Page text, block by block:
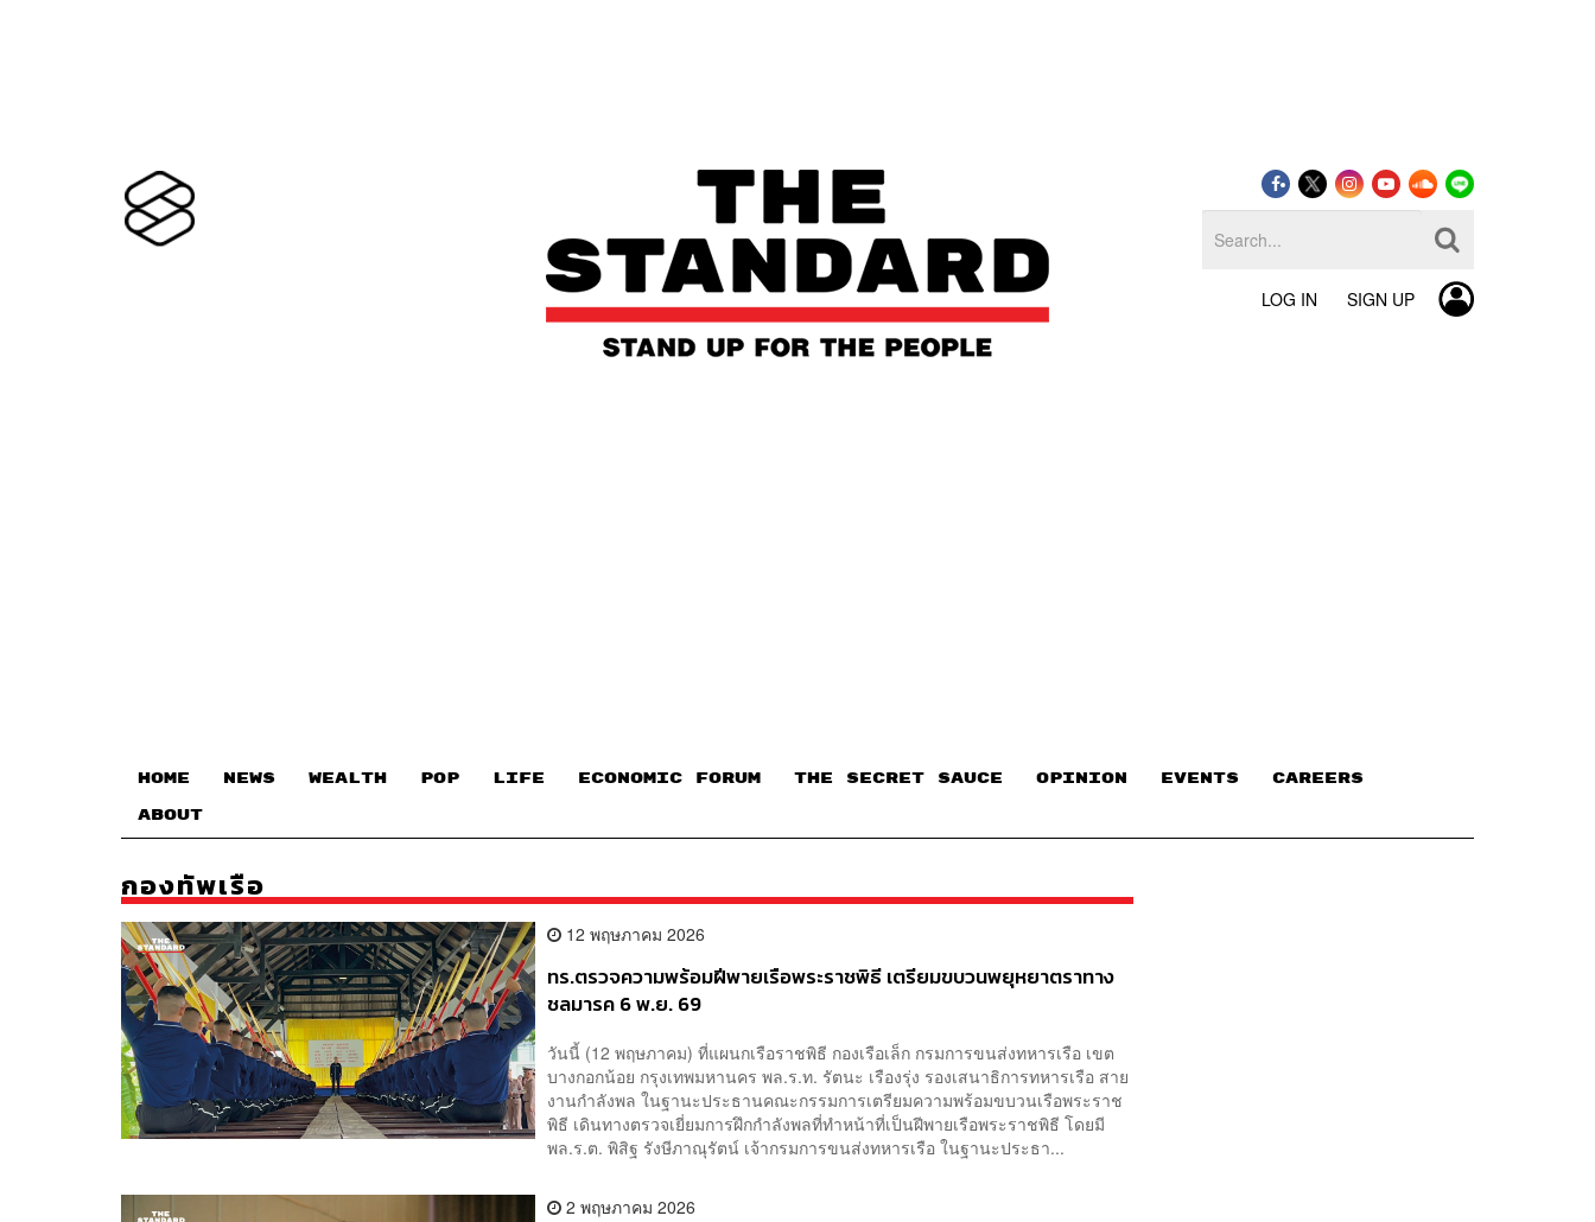
LOG IN SIGN UP
HOME NEWS WEALTH POP LIFE ECONOMIC FORUM THE SECRET SAUCE​ OPINION EVENTS CAREERS
ABOUT
กองทัพเรือ
12 พฤษภาคม 2026
ทร.ตรวจความพร้อมฝีพายเรือพระราชพิธี เตรียมขบวนพยุหยาตราทาง
ชลมารค 6 พ.ย. 69
วันนี้ (12 พฤษภาคม) ที่แผนกเรือราชพิธี กองเรือเล็ก กรมการขนส่งทหารเรือ เขต
บางกอกน้อย กรุงเทพมหานคร พล.ร.ท. รัตนะ เรืองรุ่ง รองเสนาธิการทหารเรือ สาย
งานกำลังพล ในฐานะประธานคณะกรรมการเตรียมความพร้อมขบวนเรือพระราช
พิธี เดินทางตรวจเยี่ยมการฝึกกำลังพลที่ทำหน้าที่เป็นฝีพายเรือพระราชพิธี โดยมี
พล.ร.ต. พิสิฐ รังษีภาณุรัตน์ เจ้ากรมการขนส่งทหารเรือ ในฐานะประธา...
2 พฤษภาคม 2026